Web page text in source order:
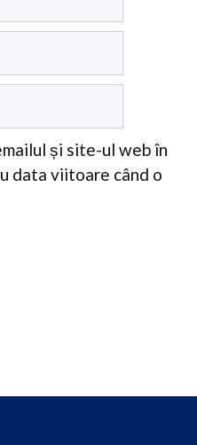
și site-ul web în
data viitoare când o